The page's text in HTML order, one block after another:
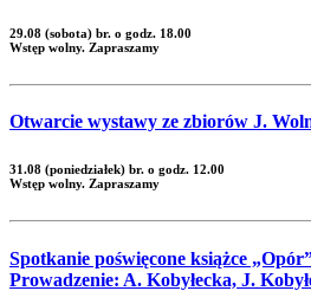
29.08 (sobota) br. o godz. 18.00
Wstęp wolny. Zapraszamy
Otwarcie wystawy ze zbiorów J.
31.08 (poniedziałek) br. o godz. 12.00
Wstęp wolny. Zapraszamy
Spotkanie poświęcone książce
Prowadzenie: A. Kobyłecka, J.